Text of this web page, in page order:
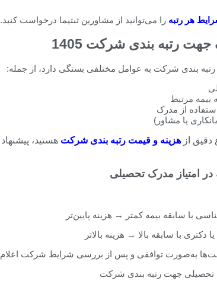
هر رتبه را می‌توانید از مشاورین ثبتیما درخواست کنید.
رتبه بندی شرکت 1405
بندی شرکت به عوامل مختلفی بستگی دارد، از جمله:
بیمه مرتبط
از مدرک
یا مشاور)
دقیق از هزینه و قیمت رتبه بندی شرکت هستید،
در امتیاز مدرک تحصیلی
با سابقه بیمه کمتر → هزینه پایین‌تر
با سابقه بالا → هزینه بالاتر
تحصیلی جهت رتبه بندی شرکت